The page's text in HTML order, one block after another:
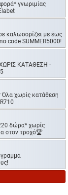
γνωριμίας
καλωσορίζει με έως
code SUMMER5000!
ΚΑΤΑΘΕΣΗ -
χωρίς κατάθεση
δώρα* χωρίς
στον τροχό🏆